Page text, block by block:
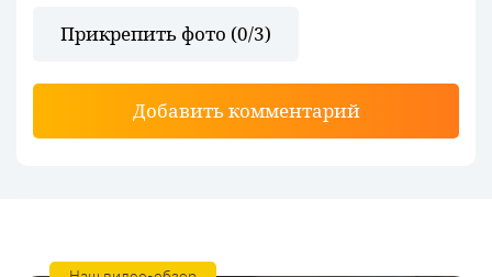
Прикрепить фото (0/3)
Добавить комментарий